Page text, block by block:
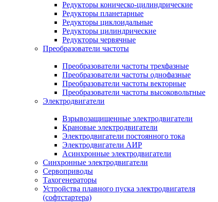
Редукторы коническо-цилиндрические
Редукторы планетарные
Редукторы циклоидальные
Редукторы цилиндрические
Редукторы червячные
Преобразователи частоты
Преобразователи частоты трехфазные
Преобразователи частоты однофазные
Преобразователи частоты векторные
Преобразователи частоты высоковольтные
Электродвигатели
Взрывозащищенные электродвигатели
Крановые электродвигатели
Электродвигатели постоянного тока
Электродвигатели АИР
Асинхронные электродвигатели
Синхронные электродвигатели
Сервоприводы
Тахогенераторы
Устройства плавного пуска электродвигателя
(софтстартера)